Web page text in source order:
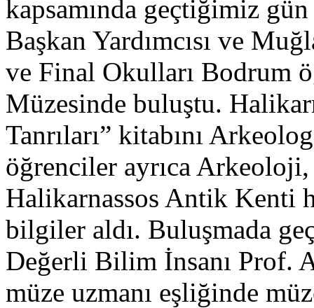
kapsamında geçtiğimiz
Başkan Yardımcısı ve
ve Final Okulları Bodrum
Müzesinde buluştu.
Tanrıları” kitabını
öğrenciler ayrıca
Halikarnassos Antik Kenti
bilgiler aldı. Buluşmada
Değerli Bilim İnsanı Prof.
müze uzmanı eşliğinde